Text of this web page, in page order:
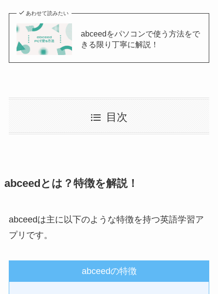
あわせて読みたい
abceedをパソコンで使う方法をで
きる限り丁寧に解説！
目次
abceedとは？特徴を解説！
abceedは主に以下のような特徴を持つ英語学習ア
プリです。
abceedの特徴